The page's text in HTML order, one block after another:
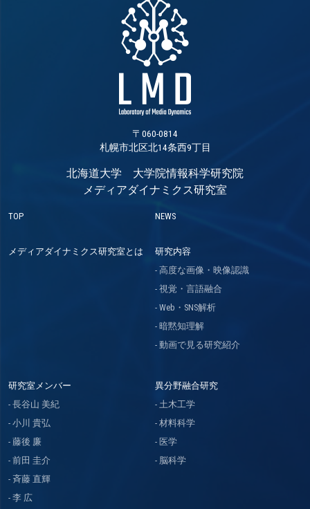
〒060-0814
札幌市北区北14条西9丁目
北海道大学 大学院情報科学研究院
メディアダイナミクス研究室
TOP NEWS
メディアダイナミクス研究室とは
研究内容
高度な画像・映像認識
視覚・言語融合
Web・SNS解析
暗黙知理解
動画で見る研究紹介
研究室メンバー
長谷山 美紀
小川 貴弘
藤後 廉
前田 圭介
斉藤 直輝
李 広
異分野融合研究
土木工学
材料科学
医学
脳科学